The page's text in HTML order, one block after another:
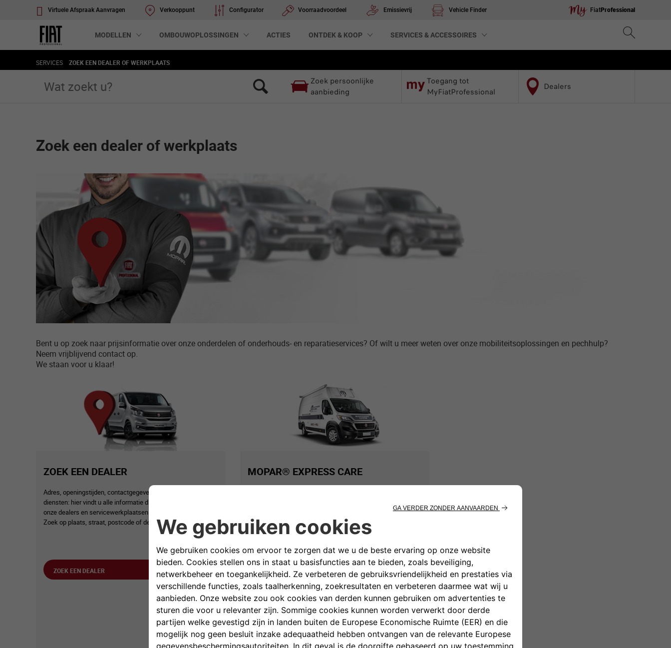
Virtuele Afspraak Aanvragen Verkooppunt Configurator Voorraadvoordeel Emissievrij Vehicle Finder FiatProfessional
MODELLEN OMBOUWOPLOSSINGEN ACTIES ONTDEK & KOOP SERVICES & ACCESSOIRES
SERVICES ZOEK EEN DEALER OF WERKPLAATS
Zoek persoonlijke
aanbieding
Toegang tot
MyFiatProfessional
Dealers
Zoek een dealer of werkplaats
Bent u op zoek naar prijsinformatie over onze onderdelen of onderhouds- en reparatieservices? Of wilt u meer weten over onze mobiliteitsoplossingen en pechhulp?
Neem vrijblijvend contact op.
We staan voor u klaar!
ZOEK EEN DEALER
Adres, openingstijden, contactgegevens, aangeboden
diensten: hier vindt u alle informatie die u nodig hebt over
onze dealers en servicewerkplaatsen!
Zoek op plaats, straat, postcode of dealernaam.
ZOEK EEN DEALER
MOPAR® EXPRESS CARE
onderhoudsbeurten komen we naar u toe, waar u ook bent. En
natuurlijk doen we dat ook in het geval van pech.
Controle en diagnose van de elektronische systemen
Reguliere onderhoudsbeurten inclusief periodiek olie
verversen en filters vervangen
Vervangen van accu, lampen, remblokken en
ruitenwisserbladen
Bijvullen aircosysteem
Vervangen of repareren van banden en velgen
Vervangen of repareren van ruiten
Reinigen van de bekleding